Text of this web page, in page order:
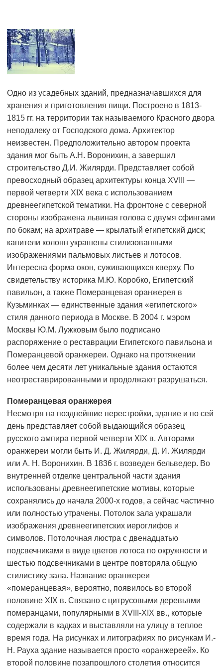
Одно из усадебных зданий, предназначавшихся для
хранения и приготовления пищи. Построено в 1813-
1815 гг. на территории так называемого Красного двора
неподалеку от Господского дома. Архитектор
неизвестен. Предположительно автором проекта
здания мог быть А.Н. Воронихин, а завершил
строительство Д.И. Жилярди. Представляет собой
превосходный образец архитектуры конца XVIII —
первой четверти XIX века с использованием
древнеегипетской тематики. На фронтоне с северной
стороны изображена львиная голова с двумя сфингами
по бокам; на архитраве — крылатый египетский диск;
капители колонн украшены стилизованными
изображениями пальмовых листьев и лотосов.
Интересна форма окон, суживающихся кверху. По
свидетельству историка М.Ю. Коробко, Египетский
павильон, а также Померанцевая оранжерея в
Кузьминках — единственные здания «египетского»
стиля данного периода в Москве. В 2004 г. мэром
Москвы Ю.М. Лужковым было подписано
распоряжение о реставрации Египетского павильона и
Померанцевой оранжереи. Однако на протяжении
более чем десяти лет уникальные здания остаются
неотреставрированными и продолжают разрушаться.
Померанцевая оранжерея
Несмотря на позднейшие перестройки, здание и по сей
день представляет собой выдающийся образец
русского ампира первой четверти XIX в. Авторами
оранжереи могли быть И. Д. Жилярди, Д. И. Жилярди
или А. Н. Воронихин. В 1836 г. возведен бельведер. Во
внутренней отделке центральной части здания
использованы древнеегипетские мотивы, которые
сохранялись до начала 2000-х годов, а сейчас частично
или полностью утрачены. Потолок зала украшали
изображения древнеегипетских иероглифов и
символов. Потолочная люстра с двенадцатью
подсвечниками в виде цветов лотоса по окружности и
шестью подсвечниками в центре повторяла общую
стилистику зала. Название оранжереи
«померанцевая», вероятно, появилось во второй
половине XIX в. Связано с цитрусовыми деревьями
померанцами, популярными в XVIII-XIX вв., которые
содержали в кадках и выставляли на улицу в теплое
время года. На рисунках и литографиях по рисункам И.-
Н. Рауха здание называется просто «оранжереей». Ко
второй половине позапрошлого столетия относится